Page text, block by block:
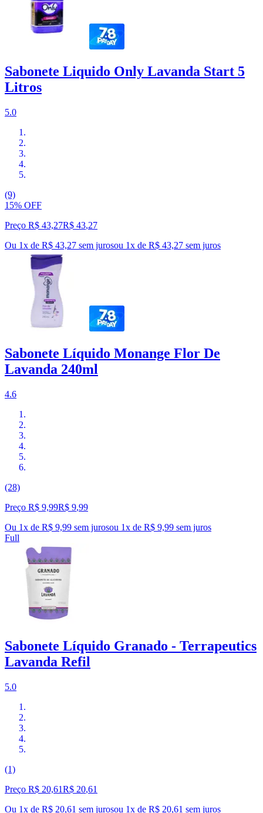
Sabonete Liquido Only Lavanda Start 5
Litros
5.0
(9)
15% OFF
Preço R$ 43,27R$ 43,27
Ou 1x de R$ 43,27 sem jurosou 1x de R$ 43,27 sem juros
Sabonete Líquido Monange Flor De
Lavanda 240ml
4.6
(28)
Preço R$ 9,99R$ 9,99
Ou 1x de R$ 9,99 sem jurosou 1x de R$ 9,99 sem juros
Full
Sabonete Líquido Granado - Terrapeutics
Lavanda Refil
5.0
(1)
Preço R$ 20,61R$ 20,61
Ou 1x de R$ 20,61 sem jurosou 1x de R$ 20,61 sem juros